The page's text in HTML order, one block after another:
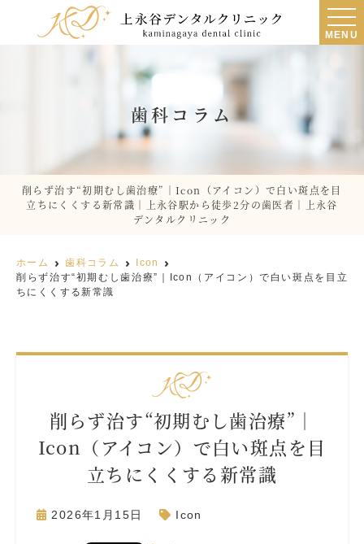
MENU
歯科コラム
削らず治す“初期むし歯治療”｜Icon（アイコン）で白い斑点を目
立ちにくくする新常識｜上永谷駅から徒歩2分の歯医者｜上永谷
デンタルクリニック
ホーム 歯科コラム
Icon
削らず治す“初期むし歯治療”｜Icon（アイコン）で白い斑点を目立
ちにくくする新常識
削らず治す“初期むし歯治療”｜
Icon（アイコン）で白い斑点を目
立ちにくくする新常識
2026年1月15日 Icon